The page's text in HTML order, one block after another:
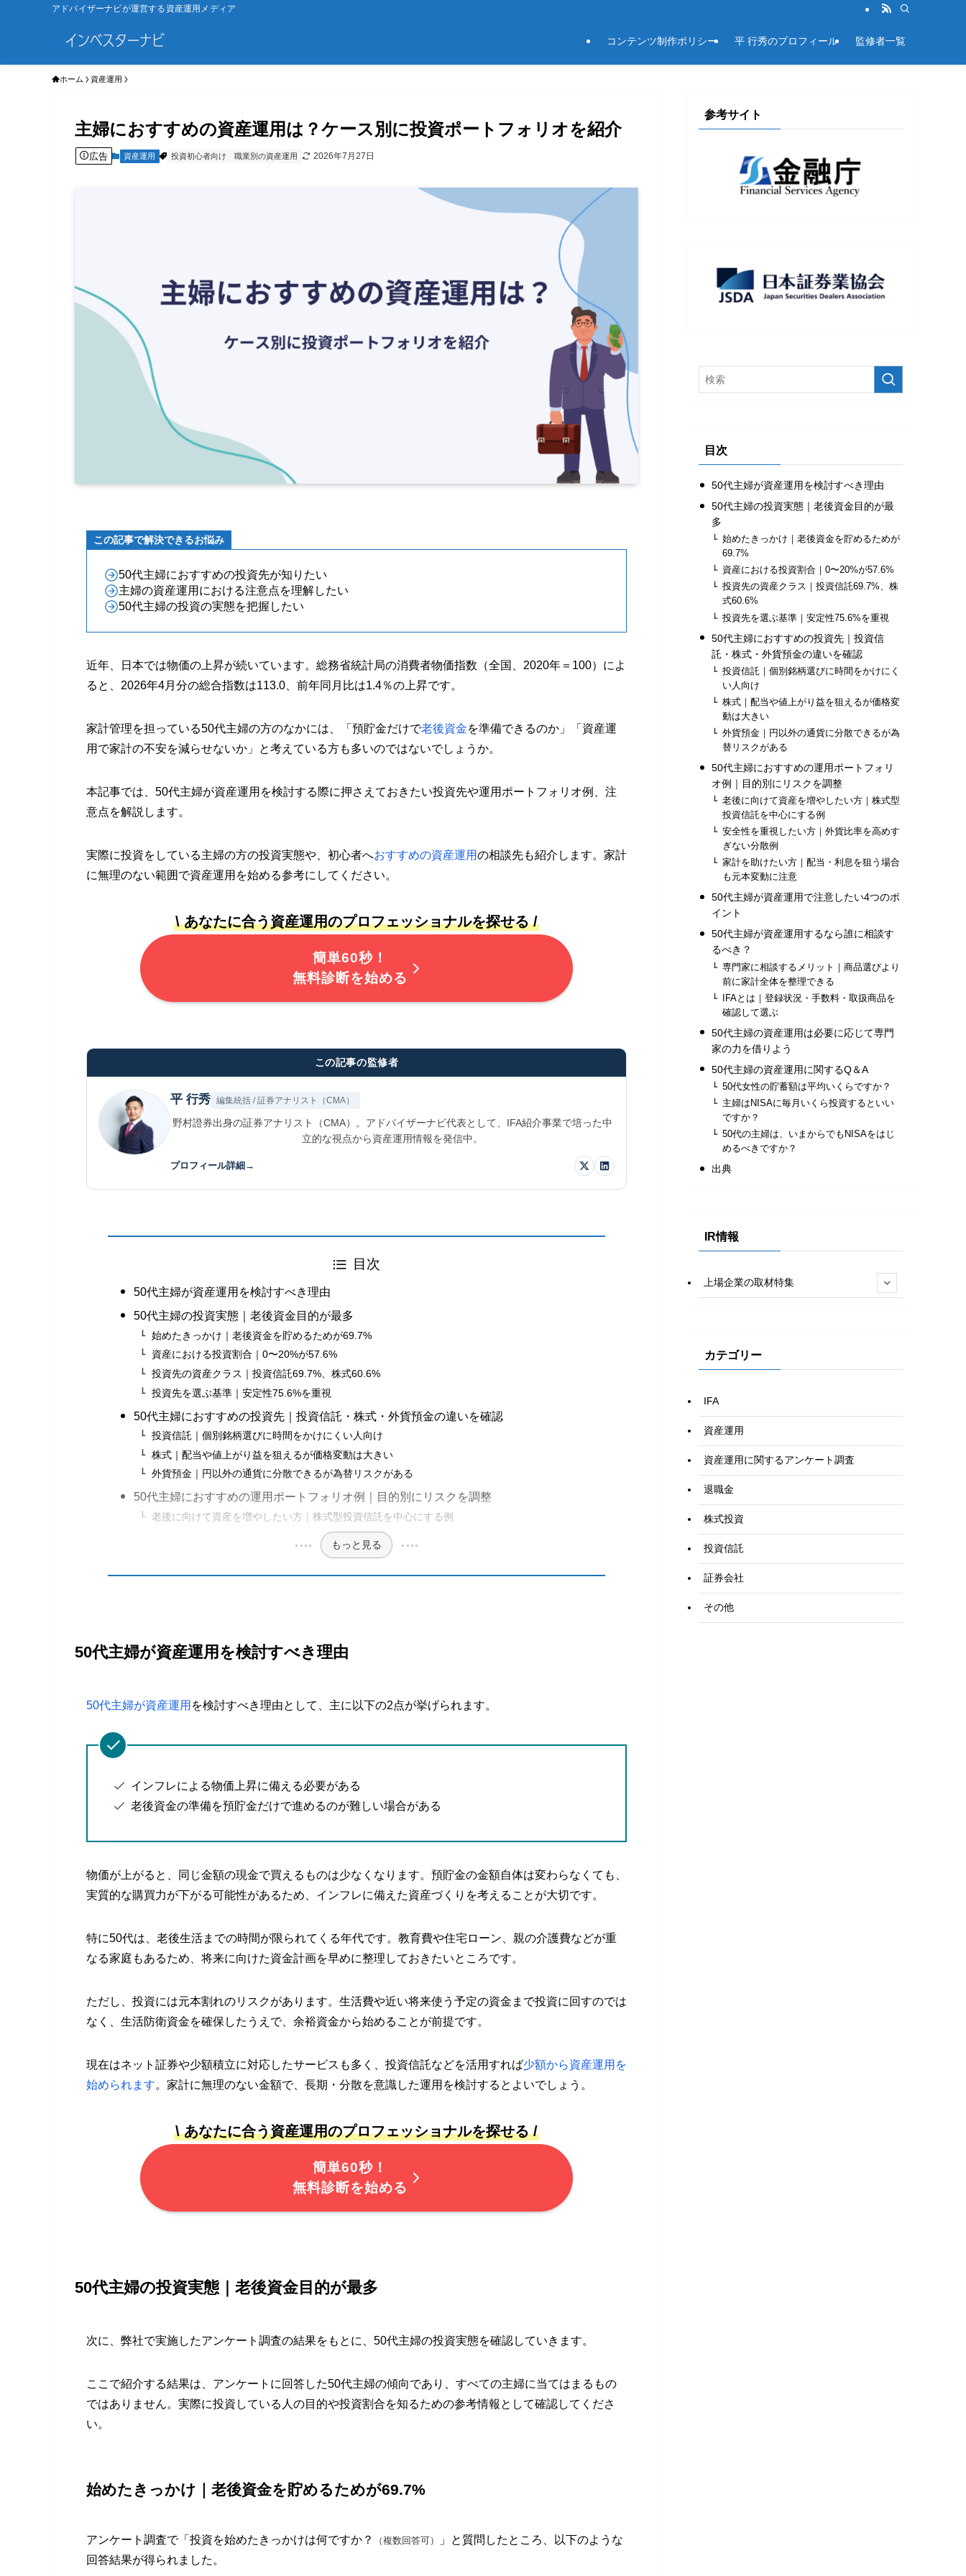
アドバイザーナビが運営する資産運用メディア
コンテンツ制作ポリシー 平 行秀のプロフィール 監修者一覧
ホーム 資産運用
主婦におすすめの資産運用は？ケース別に投資ポートフォリオを紹介
広告 資産運用 投資初心者向け 職業別の資産運用 2026年7月27日
この記事で解決できるお悩み
50代主婦におすすめの投資先が知りたい
主婦の資産運用における注意点を理解したい
50代主婦の投資の実態を把握したい
近年、日本では物価の上昇が続いています。総務省統計局の消費者物価指数（全国、2020年＝100）によ
ると、2026年4月分の総合指数は113.0、前年同月比は1.4％の上昇です。
家計管理を担っている50代主婦の方のなかには、「預貯金だけで老後資金を準備できるのか」「資産運
用で家計の不安を減らせないか」と考えている方も多いのではないでしょうか。
本記事では、50代主婦が資産運用を検討する際に押さえておきたい投資先や運用ポートフォリオ例、注
意点を解説します。
実際に投資をしている主婦の方の投資実態や、初心者へおすすめの資産運用の相談先も紹介します。家計
に無理のない範囲で資産運用を始める参考にしてください。
\ あなたに合う資産運用のプロフェッショナルを探せる /
簡単60秒！
無料診断を始める
この記事の監修者
平 行秀 編集統括 / 証券アナリスト（CMA）
野村證券出身の証券アナリスト（CMA）。アドバイザーナビ代表として、IFA紹介事業で培った中
立的な視点から資産運用情報を発信中。
プロフィール詳細→
目次
50代主婦が資産運用を検討すべき理由
50代主婦の投資実態｜老後資金目的が最多
始めたきっかけ｜老後資金を貯めるためが69.7%
資産における投資割合｜0〜20%が57.6%
投資先の資産クラス｜投資信託69.7%、株式60.6%
投資先を選ぶ基準｜安定性75.6%を重視
50代主婦におすすめの投資先｜投資信託・株式・外貨預金の違いを確認
投資信託｜個別銘柄選びに時間をかけにくい人向け
株式｜配当や値上がり益を狙えるが価格変動は大きい
外貨預金｜円以外の通貨に分散できるが為替リスクがある
50代主婦におすすめの運用ポートフォリオ例｜目的別にリスクを調整
老後に向けて資産を増やしたい方｜株式型投資信託を中心にする例
もっと見る
50代主婦が資産運用を検討すべき理由
50代主婦が資産運用 を検討すべき理由として、主に以下の2点が挙げられます。
インフレによる物価上昇に備える必要がある
老後資金の準備を預貯金だけで進めるのが難しい場合がある
物価が上がると、同じ金額の現金で買えるものは少なくなります。預貯金の金額自体は変わらなくても、
実質的な購買力が下がる可能性があるため、インフレに備えた資産づくりを考えることが大切です。
特に50代は、老後生活までの時間が限られてくる年代です。教育費や住宅ローン、親の介護費などが重
なる家庭もあるため、将来に向けた資金計画を早めに整理しておきたいところです。
ただし、投資には元本割れのリスクがあります。生活費や近い将来使う予定の資金まで投資に回すのでは
なく、生活防衛資金を確保したうえで、余裕資金から始めることが前提です。
現在はネット証券や少額積立に対応したサービスも多く、投資信託などを活用すれば少額から資産運用を
始められます。家計に無理のない金額で、長期・分散を意識した運用を検討するとよいでしょう。
\ あなたに合う資産運用のプロフェッショナルを探せる /
簡単60秒！
無料診断を始める
50代主婦の投資実態｜老後資金目的が最多
次に、弊社で実施したアンケート調査の結果をもとに、50代主婦の投資実態を確認していきます。
ここで紹介する結果は、アンケートに回答した50代主婦の傾向であり、すべての主婦に当てはまるもの
ではありません。実際に投資している人の目的や投資割合を知るための参考情報として確認してくださ
い。
始めたきっかけ｜老後資金を貯めるためが69.7%
アンケート調査で「投資を始めたきっかけは何ですか？ （複数回答可）
」と質問したところ、以下のような
回答結果が得られました。
参考サイト
目次
50代主婦が資産運用を検討すべき理由
50代主婦の投資実態｜老後資金目的が最
多
始めたきっかけ｜老後資金を貯めるためが
69.7%
資産における投資割合｜0〜20%が57.6%
投資先の資産クラス｜投資信託69.7%、株
式60.6%
投資先を選ぶ基準｜安定性75.6%を重視
50代主婦におすすめの投資先｜投資信
託・株式・外貨預金の違いを確認
投資信託｜個別銘柄選びに時間をかけにく
い人向け
株式｜配当や値上がり益を狙えるが価格変
動は大きい
外貨預金｜円以外の通貨に分散できるが為
替リスクがある
50代主婦におすすめの運用ポートフォリ
オ例｜目的別にリスクを調整
老後に向けて資産を増やしたい方｜株式型
投資信託を中心にする例
安全性を重視したい方｜外貨比率を高めす
ぎない分散例
家計を助けたい方｜配当・利息を狙う場合
も元本変動に注意
50代主婦が資産運用で注意したい4つのポ
イント
50代主婦が資産運用するなら誰に相談す
るべき？
専門家に相談するメリット｜商品選びより
前に家計全体を整理できる
IFAとは｜登録状況・手数料・取扱商品を
確認して選ぶ
50代主婦の資産運用は必要に応じて専門
家の力を借りよう
50代主婦の資産運用に関するQ＆A
50代女性の貯蓄額は平均いくらですか？
主婦はNISAに毎月いくら投資するといい
ですか？
50代の主婦は、いまからでもNISAをはじ
めるべきですか？
出典
IR情報
上場企業の取材特集
カテゴリー
IFA
資産運用
資産運用に関するアンケート調査
退職金
株式投資
投資信託
証券会社
その他